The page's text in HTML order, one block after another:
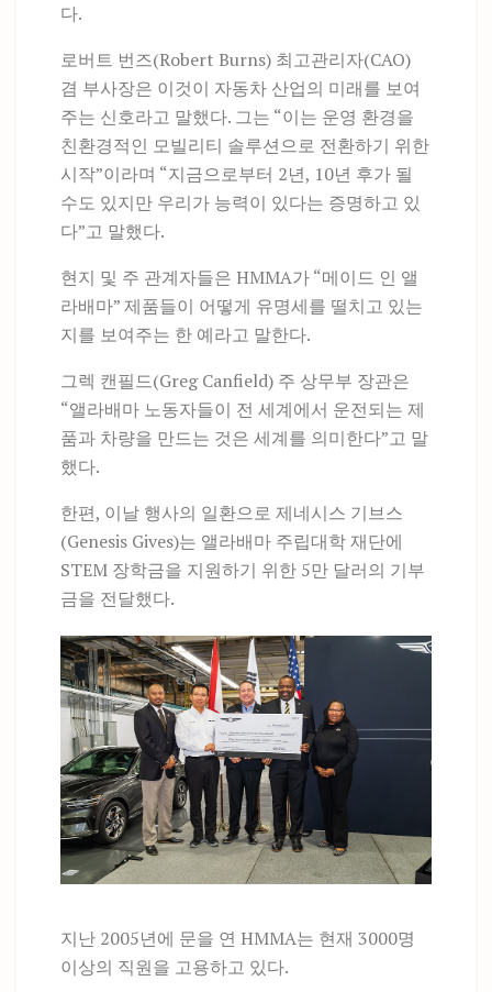
다.
로버트 번즈(Robert Burns) 최고관리자(CAO)
겸 부사장은 이것이 자동차 산업의 미래를 보여
주는 신호라고 말했다. 그는 “이는 운영 환경을
친환경적인 모빌리티 솔루션으로 전환하기 위한
시작”이라며 “지금으로부터 2년, 10년 후가 될
수도 있지만 우리가 능력이 있다는 증명하고 있
다”고 말했다.
현지 및 주 관계자들은 HMMA가 “메이드 인 앨
라배마” 제품들이 어떻게 유명세를 떨치고 있는
지를 보여주는 한 예라고 말한다.
그렉 캔필드(Greg Canfield) 주 상무부 장관은
“앨라배마 노동자들이 전 세계에서 운전되는 제
품과 차량을 만드는 것은 세계를 의미한다”고 말
했다.
한편, 이날 행사의 일환으로 제네시스 기브스
(Genesis Gives)는 앨라배마 주립대학 재단에
STEM 장학금을 지원하기 위한 5만 달러의 기부
금을 전달했다.
지난 2005년에 문을 연 HMMA는 현재 3000명
이상의 직원을 고용하고 있다.